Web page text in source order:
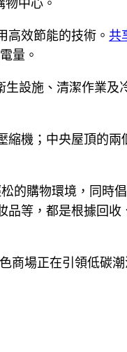
中心。
高效節能的技術。 共
量。
設施、清潔作業
機；中央屋頂的
的購物環境，同時
品等，都是根據回
商場正在引領低碳